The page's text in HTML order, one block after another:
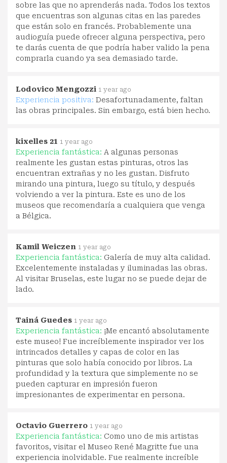
sobre las que no aprenderás nada. Todos los textos
que encuentras son algunas citas en las paredes
que están solo en francés. Probablemente una
audioguía puede ofrecer alguna perspectiva, pero
te darás cuenta de que podría haber valido la pena
comprarla cuando ya sea demasiado tarde.
Lodovico Mengozzi 1 year ago
Experiencia positiva: Desafortunadamente, faltan
las obras principales. Sin embargo, está bien hecho.
kixelles 21 1 year ago
Experiencia fantástica: A algunas personas
realmente les gustan estas pinturas, otros las
encuentran extrañas y no les gustan. Disfruto
mirando una pintura, luego su título, y después
volviendo a ver la pintura. Este es uno de los
museos que recomendaría a cualquiera que venga
a Bélgica.
Kamil Weiczen 1 year ago
Experiencia fantástica: Galería de muy alta calidad.
Excelentemente instaladas y iluminadas las obras.
Al visitar Bruselas, este lugar no se puede dejar de
lado.
Tainá Guedes 1 year ago
Experiencia fantástica: ¡Me encantó absolutamente
este museo! Fue increíblemente inspirador ver los
intrincados detalles y capas de color en las
pinturas que solo había conocido por libros. La
profundidad y la textura que simplemente no se
pueden capturar en impresión fueron
impresionantes de experimentar en persona.
Octavio Guerrero 1 year ago
Experiencia fantástica: Como uno de mis artistas
favoritos, visitar el Museo René Magritte fue una
experiencia inolvidable. Fue realmente increíble